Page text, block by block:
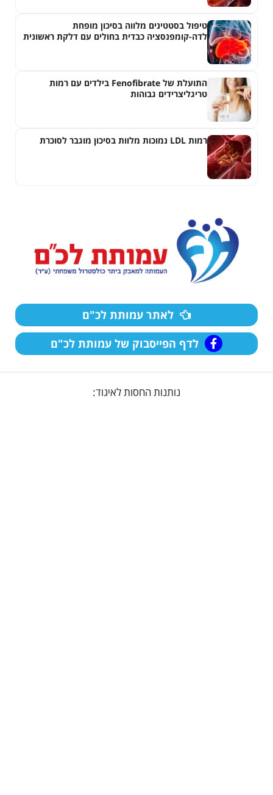
טיפול בסטטינים מלווה בסיכון מופחת
לדה-קומפנסציה כבדית בחולים עם דלקת ראשונית
התועלת של Fenofibrate בילדים עם רמות
טריגליצרידים גבוהות
רמות LDL נמוכות מלוות בסיכון מוגבר לסוכרת
לאתר עמותת לכ"ם
לדף הפייסבוק של עמותת לכ"ם
נותנות החסות לאיגוד: